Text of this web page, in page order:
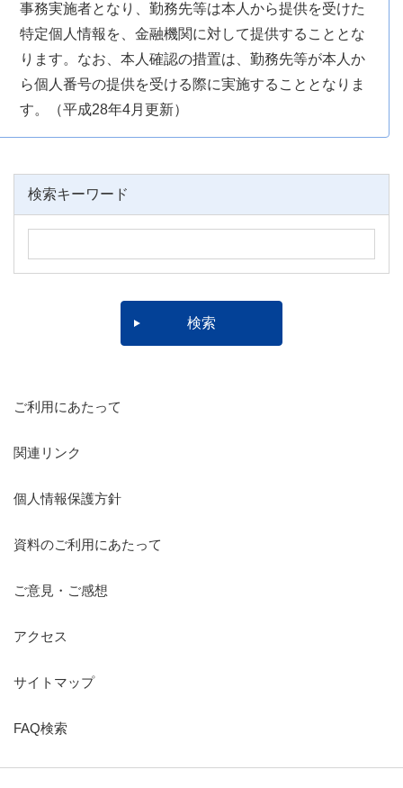
事務実施者となり、勤務先等は本人から提供を受けた
特定個人情報を、金融機関に対して提供することとな
ります。なお、本人確認の措置は、勤務先等が本人か
ら個人番号の提供を受ける際に実施することとなりま
す。（平成28年4月更新）
検索キーワード
ご利用にあたって
関連リンク
個人情報保護方針
資料のご利用にあたって
ご意見・ご感想
アクセス
サイトマップ
FAQ検索